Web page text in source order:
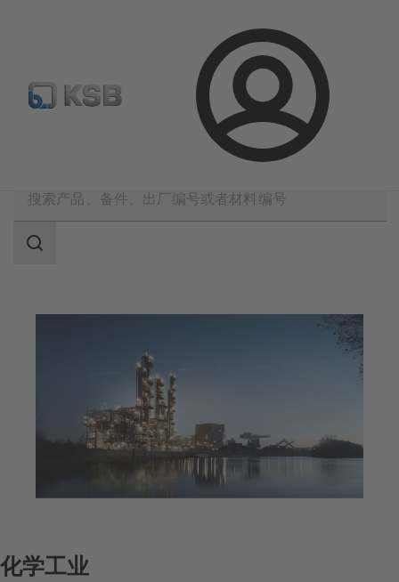
登
录
备件搜索 产品选型
搜
围
化学工业